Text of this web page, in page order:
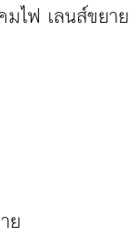
ไฟ เลนส์ขยาย
ย